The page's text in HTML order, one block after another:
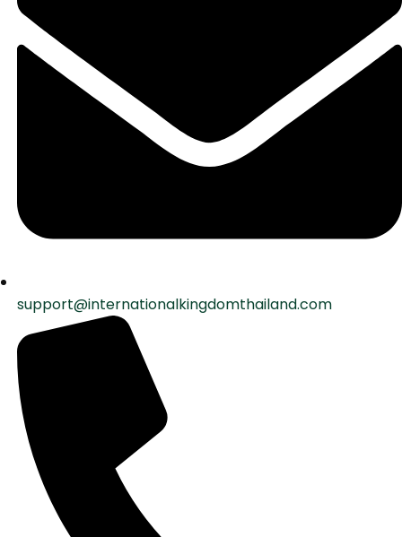
support@internationalkingdomthailand.com